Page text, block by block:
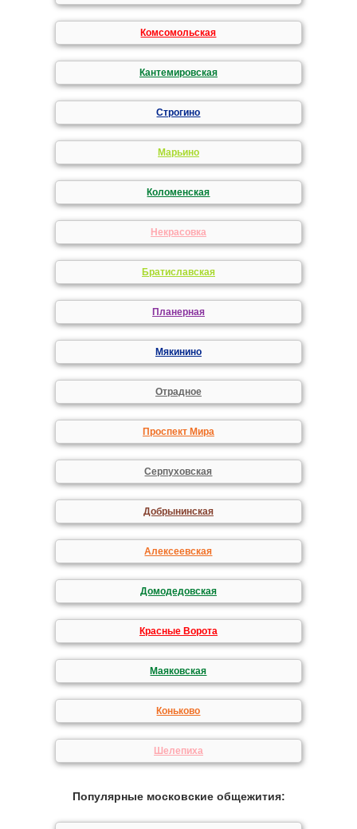
Комсомольская
Кантемировская
Строгино
Марьино
Коломенская
Некрасовка
Братиславская
Планерная
Мякинино
Отрадное
Проспект Мира
Серпуховская
Добрынинская
Алексеевская
Домодедовская
Красные Ворота
Маяковская
Коньково
Шелепиха
Популярные московские общежития: